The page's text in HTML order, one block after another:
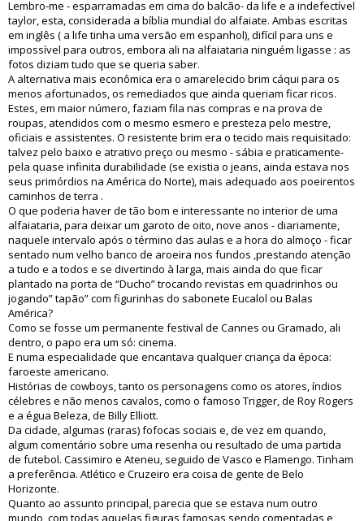
Lembro-me - esparramadas em cima do balcão- da life e a indefectível
taylor, esta, considerada a bíblia mundial do alfaiate. Ambas escritas
em inglês ( a life tinha uma versão em espanhol), difícil para uns e
impossível para outros, embora ali na alfaiataria ninguém ligasse : as
fotos diziam tudo que se queria saber.
A alternativa mais econômica era o amarelecido brim cáqui para os
menos afortunados, os remediados que ainda queriam ficar ricos.
Estes, em maior número, faziam fila nas compras e na prova de
roupas, atendidos com o mesmo esmero e presteza pelo mestre,
oficiais e assistentes. O resistente brim era o tecido mais requisitado:
talvez pelo baixo e atrativo preço ou mesmo - sábia e praticamente-
pela quase infinita durabilidade (se existia o jeans, ainda estava nos
seus primórdios na América do Norte), mais adequado aos poeirentos
caminhos de terra .
O que poderia haver de tão bom e interessante no interior de uma
alfaiataria, para deixar um garoto de oito, nove anos - diariamente,
naquele intervalo após o término das aulas e a hora do almoço - ficar
sentado num velho banco de aroeira nos fundos ,prestando atenção
a tudo e a todos e se divertindo à larga, mais ainda do que ficar
plantado na porta de “Ducho” trocando revistas em quadrinhos ou
jogando” tapão” com figurinhas do sabonete Eucalol ou Balas
América?
Como se fosse um permanente festival de Cannes ou Gramado, ali
dentro, o papo era um só: cinema.
E numa especialidade que encantava qualquer criança da época:
faroeste americano.
Histórias de cowboys, tanto os personagens como os atores, índios
célebres e não menos cavalos, como o famoso Trigger, de Roy Rogers
e a égua Beleza, de Billy Elliott.
Da cidade, algumas (raras) fofocas sociais e, de vez em quando,
algum comentário sobre uma resenha ou resultado de uma partida
de futebol. Cassimiro e Ateneu, seguido de Vasco e Flamengo. Tinham
a preferência. Atlético e Cruzeiro era coisa de gente de Belo
Horizonte.
Quanto ao assunto principal, parecia que se estava num outro
mundo, com todas aquelas figuras famosas sendo comentadas e